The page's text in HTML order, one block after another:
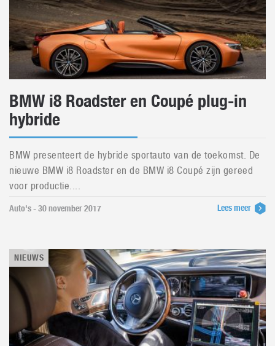
BMW i8 Roadster en Coupé plug-in
hybride
BMW presenteert de hybride sportauto van de toekomst. De
nieuwe BMW i8 Roadster en de BMW i8 Coupé zijn gereed
voor productie....
Auto's - 30 november 2017 Lees meer
NIEUWS